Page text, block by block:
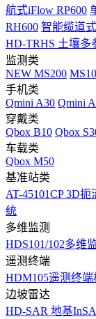
航式iFlow RP600
RH600 智能缆道
HD-TRHS 土壤多
监测类
NEW MS200
手机类
Qmini A30 Qmini
穿戴类
Qbox B10 Qbox
车载类
Qbox M50
基准站类
AT-45101CP 3D扼
统
多维监测
HDS101/102多维
遥测终端
HDM105遥测终端
边坡雷达
HD-SAR 地基